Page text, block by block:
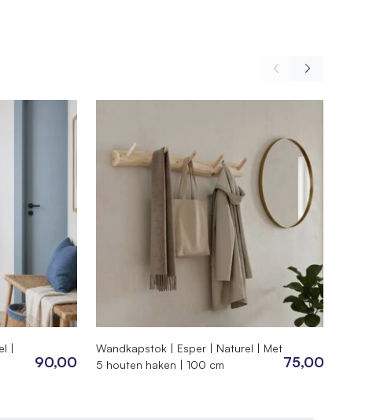
|
90,00
Wandkapstok | Esper | Naturel | Met
5 houten haken | 100 cm
75,00